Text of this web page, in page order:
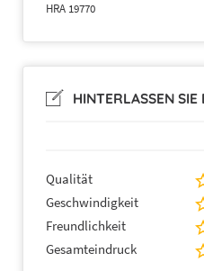
Umsatzsteuer-ID:
E-Mail:
HRA 19770
HINTERLASSEN
Qualität
Geschwindigkeit
Freundlichkeit
Gesamteindruck